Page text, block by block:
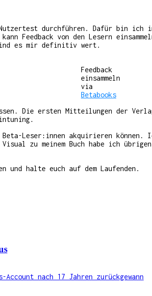
durchführen. Dafür bin ich
Feedback von den Lesern
es mir definitiv wert.
Feedback
einsammeln
via
Betabooks
Die ersten Mitteilungen der
Leser:innen akquirieren
zu meinem Buch habe ich
und halte euch auf dem Laufenden.